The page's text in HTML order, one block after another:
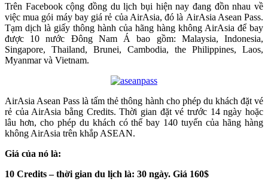
Trên Facebook cộng đồng du lịch bụi hiện nay đang đồn nhau về
việc mua gói máy bay giá rẻ của AirAsia, đó là AirAsia Asean Pass.
Tạm dịch là giấy thông hành của hãng hàng không AirAsia để bay
được 10 nước Đông Nam Á bao gồm: Malaysia, Indonesia,
Singapore, Thailand, Brunei, Cambodia, the Philippines, Laos,
Myanmar và Vietnam.
AirAsia Asean Pass là tấm thẻ thông hành cho phép du khách đặt vé
rẻ của AirAsia bằng Credits. Thời gian đặt vé trước 14 ngày hoặc
lâu hơn, cho phép du khách có thể bay 140 tuyến của hãng hàng
không AirAsia trên khắp ASEAN.
Giá của nó là:
10 Credits – thời gian du lịch là: 30 ngày. Giá 160$